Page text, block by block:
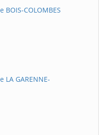
COLOMBES
GARENNE-